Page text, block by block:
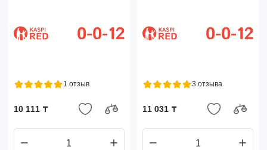
1 отзыв
10 111 ₸
3 отзыва
11 031 ₸